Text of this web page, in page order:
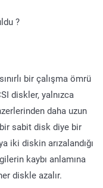
?
bir çalışma ömrü
diskler, yalnızca
daha uzun
sabit disk diye bir
iki diskin arızalandığı
kaybı anlamına
diskle azalır.